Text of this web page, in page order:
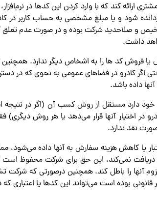
ارائه کند که با وارد کردن این کدها در
‌شود و یا مبلغ مشخصی به حساب کاربر در
و صلاحدید شرکت بوده و در صورت عدم تعلق
داشت.
یا فروش کد ها را به اشخاص دیگر ندارد.
اگر کادرو در فضاهای عمومی به نحوی که در
داده باشد.
خود دارد مستقل از روش کسب آن (اگر در نتیجه
در اختیار آنها قرار می‌دهد یا هر روش دیگری)
نقد ندارد.
یا کاهش هزینه سفارش به آنها داده
دریافت نمی‌کند، این حق برای شرکت محفوظ است
آنها را باطل کند. همچنین درصورتی که
بوده است می‌تواند این کدها یا اعتباری که